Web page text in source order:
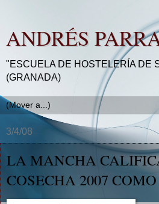
ANDRÉS
"ESCUELA DE HOSTELERÍA DE
(GRANADA)
3/4/08
LA MANCHA
COSECHA 2007